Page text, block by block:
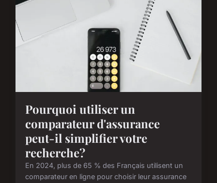
Pourquoi utiliser un
comparateur d'assurance
peut-il simplifier votre
recherche?
En 2024, plus de 65 % des Français utilisent un
comparateur en ligne pour choisir leur assurance